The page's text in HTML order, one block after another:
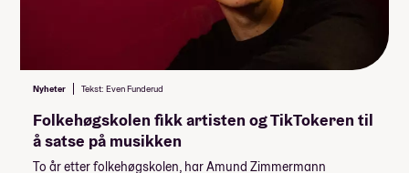
Komposisjon/Låtskriving
Komposisjon/Låtskriving (Halvårskurs)
Folkemusikk
Folkemusikk (Halvårskurs)
Direksjon (Halvårskurs)
Musikk, bo og fritid
Stipend fra Lånekassen
Les mer om priser, lån og stipend
Nyheter Tekst: Even Funderud
Folkehøgskolen fikk artisten og TikTokeren til
å satse på musikken
To år etter folkehøgskolen, har Amund Zimmermann